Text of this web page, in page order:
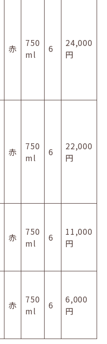
赤
750
ml
6
24,000
円
赤
750
ml
6
22,000
円
赤
750
ml
6
11,000
円
赤
750
ml
6
6,000
円